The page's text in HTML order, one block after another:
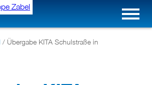
/ Übergabe KITA Schulstraße in